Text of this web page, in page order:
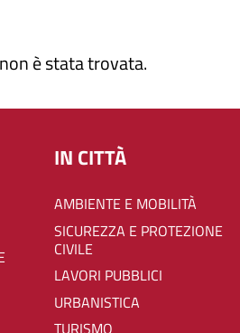
è stata trovata.
IN CITTÀ
AMBIENTE E MOBILITÀ
SICUREZZA E PROTEZIONE
CIVILE
LAVORI PUBBLICI
URBANISTICA